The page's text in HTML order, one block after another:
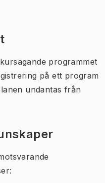
programmet
på ett program
undantas från